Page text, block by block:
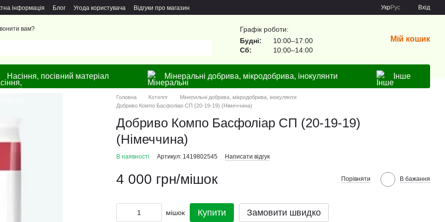
інформація Блог Угода користувача Відгуки про магазин УкрРус Вхід
вам?
Графік роботи:
Будні:
10:00–17:00
Сб:
10:00–14:00
Мій кошик
Насіння, посівний матеріал Мінеральні добрива, мікродобрива, інокулянти Інше
Головна Каталог
Мінеральні добрива, мікродобрива, інокулянти
Добриво Компо Басфоліар СП (20-19-19) (Німеччина)
Добриво Компо Басфоліар СП (20-19-19)
(Німеччина)
В наявності Артикул: 1419802545 Написати відгук
4 000 грн/мішок Порівняти В бажання
мішок Купити Замовити швидко